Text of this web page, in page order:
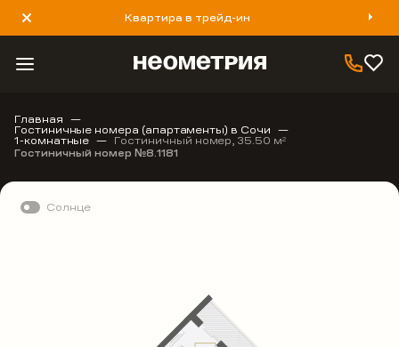
Квартира в трейд-ин
8 800 777 40 93
Главная
Гостиничные номера (апартаменты) в Сочи
1-комнатные Гостиничный номер, 35.50 м2
Гостиничный номер №8.1181
Солнце